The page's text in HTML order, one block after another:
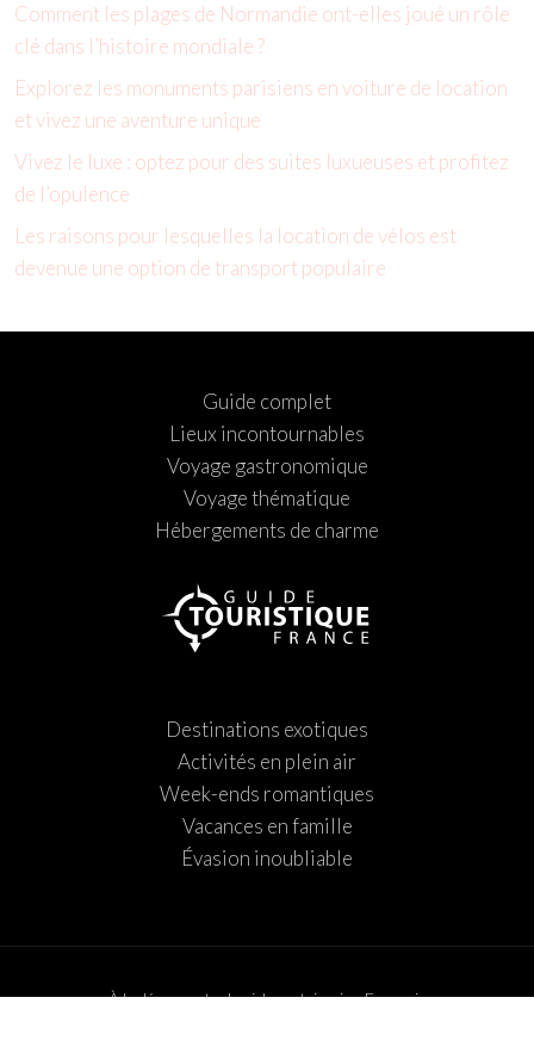
Comment les plages de Normandie ont-elles joué un rôle
clé dans l’histoire mondiale ?
Explorez les monuments parisiens en voiture de location
et vivez une aventure unique
Vivez le luxe : optez pour des suites luxueuses et profitez
de l’opulence
Les raisons pour lesquelles la location de vélos est
devenue une option de transport populaire
Guide complet
Lieux incontournables
Voyage gastronomique
Voyage thématique
Hébergements de charme
Destinations exotiques
Activités en plein air
Week-ends romantiques
Vacances en famille
Évasion inoubliable
À la découverte du riche patrimoine Français